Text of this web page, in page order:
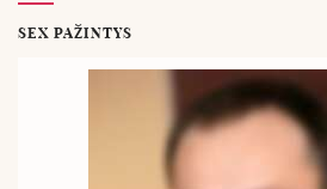
SEX PAŽINTYS